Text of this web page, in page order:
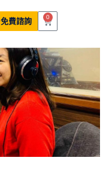
免費諮詢 0